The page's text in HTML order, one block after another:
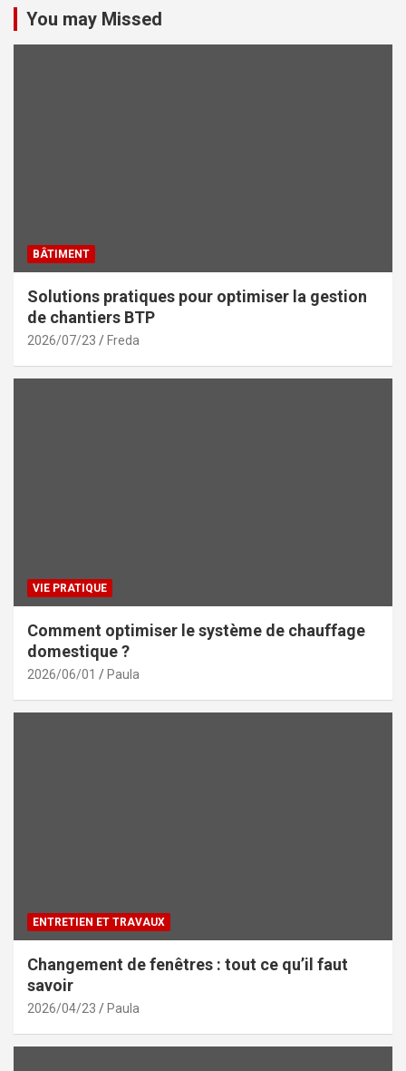
You may Missed
BÂTIMENT
Solutions pratiques pour optimiser la gestion
de chantiers BTP
2026/07/23 Freda
VIE PRATIQUE
Comment optimiser le système de chauffage
domestique ?
2026/06/01 Paula
ENTRETIEN ET TRAVAUX
Changement de fenêtres : tout ce qu’il faut
savoir
2026/04/23 Paula